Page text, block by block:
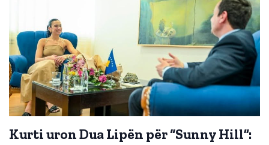
Kurti uron Dua Lipën për “Sunny Hill”: